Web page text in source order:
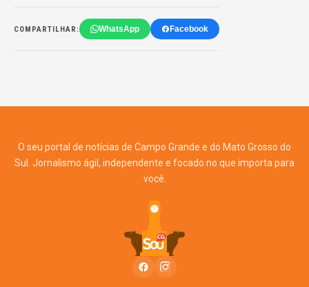
COMPARTILHAR: WhatsApp Facebook
O seu portal de notícias de Campo Grande e do Mato Grosso do
Sul. Jornalismo ágil, independente e focado no que importa para
você.